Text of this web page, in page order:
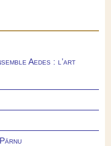
Aedes : l’art